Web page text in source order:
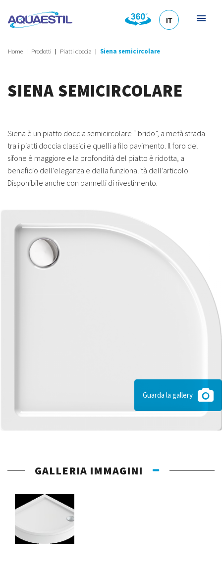
IT
Home Prodotti Piatti doccia Siena semicircolare
SIENA SEMICIRCOLARE
Siena è un piatto doccia semicircolare “ibrido”, a metà strada
tra i piatti doccia classici e quelli a filo pavimento. Il foro del
sifone è maggiore e la profondità del piatto è ridotta, a
beneficio dell’eleganza e della funzionalità dell’articolo.
Disponibile anche con pannelli di rivestimento.
Guarda la gallery
GALLERIA IMMAGINI